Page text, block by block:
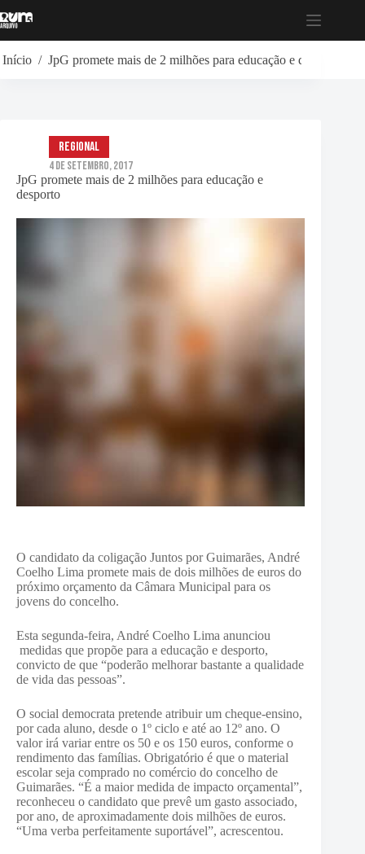
para
Início / JpG promete mais de 2 milhões para educação e desporto
JpG promete mais de 2 milhões para educação e
desporto
Regional
4 de Setembro, 2017
O candidato da coligação Juntos por Guimarães, André
Coelho Lima promete mais de dois milhões de euros do
próximo orçamento da Câmara Municipal para os
jovens do concelho.
Esta segunda-feira, André Coelho Lima anunciou
medidas que propõe para a educação e desporto,
convicto de que “poderão melhorar bastante a qualidade
de vida das pessoas”.
O social democrata pretende atribuir um cheque-ensino,
por cada aluno, desde o 1º ciclo e até ao 12º ano. O
valor irá variar entre os 50 e os 150 euros, conforme o
rendimento das famílias. Obrigatório é que o material
escolar seja comprado no comércio do concelho de
Guimarães. “É a maior medida de impacto orçamental”,
reconheceu o candidato que prevê um gasto associado,
por ano, de aproximadamente dois milhões de euros.
“Uma verba perfeitamente suportável”, acrescentou.